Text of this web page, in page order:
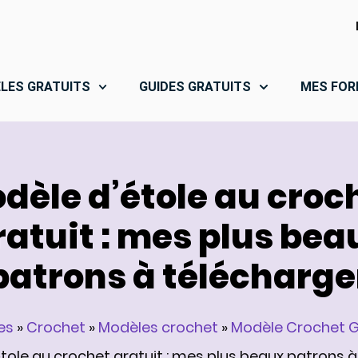
GRATUITS GUIDES GRATUITS MES
d’étole au
: mes plus
à
» Crochet » Modèles crochet » Modèle Crochet